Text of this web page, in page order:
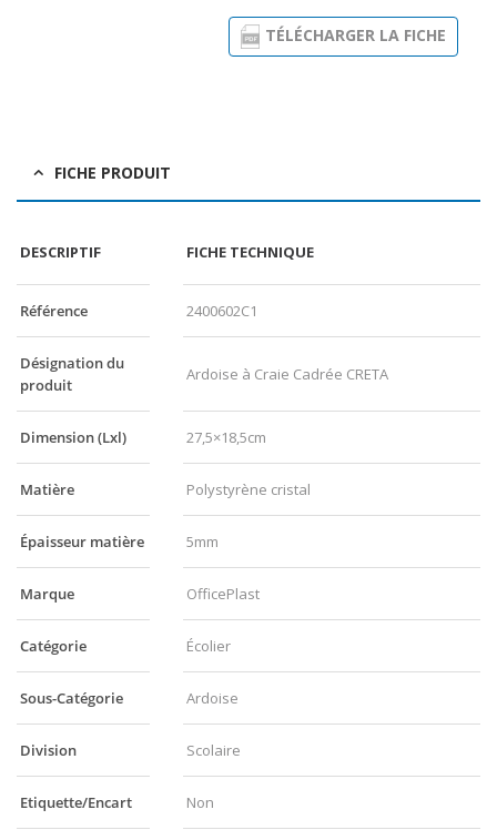
TÉLÉCHARGER LA FICHE
FICHE PRODUIT
DESCRIPTIF FICHE TECHNIQUE
Référence 2400602C1
Désignation du
produit
Ardoise à Craie Cadrée CRETA
Dimension (Lxl) 27,5×18,5cm
Matière Polystyrène cristal
Épaisseur matière 5mm
Marque OfficePlast
Catégorie Écolier
Sous-Catégorie Ardoise
Division Scolaire
Etiquette/Encart Non